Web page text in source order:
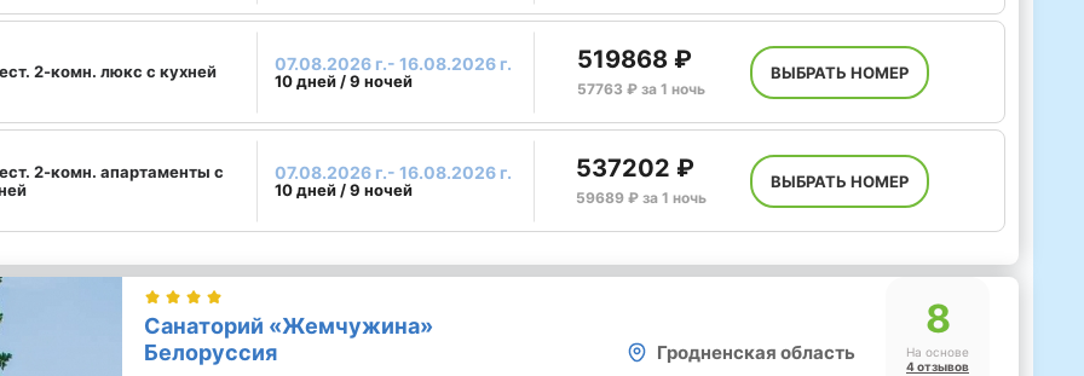
2-комн. люкс с кухней 07.08.2026 г.- 16.08.2026 г.
10 дней / 9 ночей
519868 ₽
57763 ₽ за 1 ночь
ВЫБРАТЬ НОМЕР
2-комн. апартаменты с
07.08.2026 г.- 16.08.2026 г.
10 дней / 9 ночей
537202 ₽
59689 ₽ за 1 ночь
ВЫБРАТЬ НОМЕР
Санаторий «Жемчужина»
Белоруссия
Гродненская область
8
На основе
4 отзывов